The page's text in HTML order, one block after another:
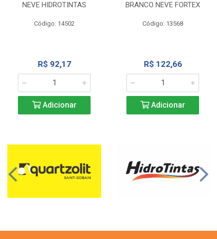
NEVE HIDROTINTAS
Código: 14502
R$ 92,17
Adicionar
BRANCO NEVE FORTEX
Código: 13568
R$ 122,66
Adicionar